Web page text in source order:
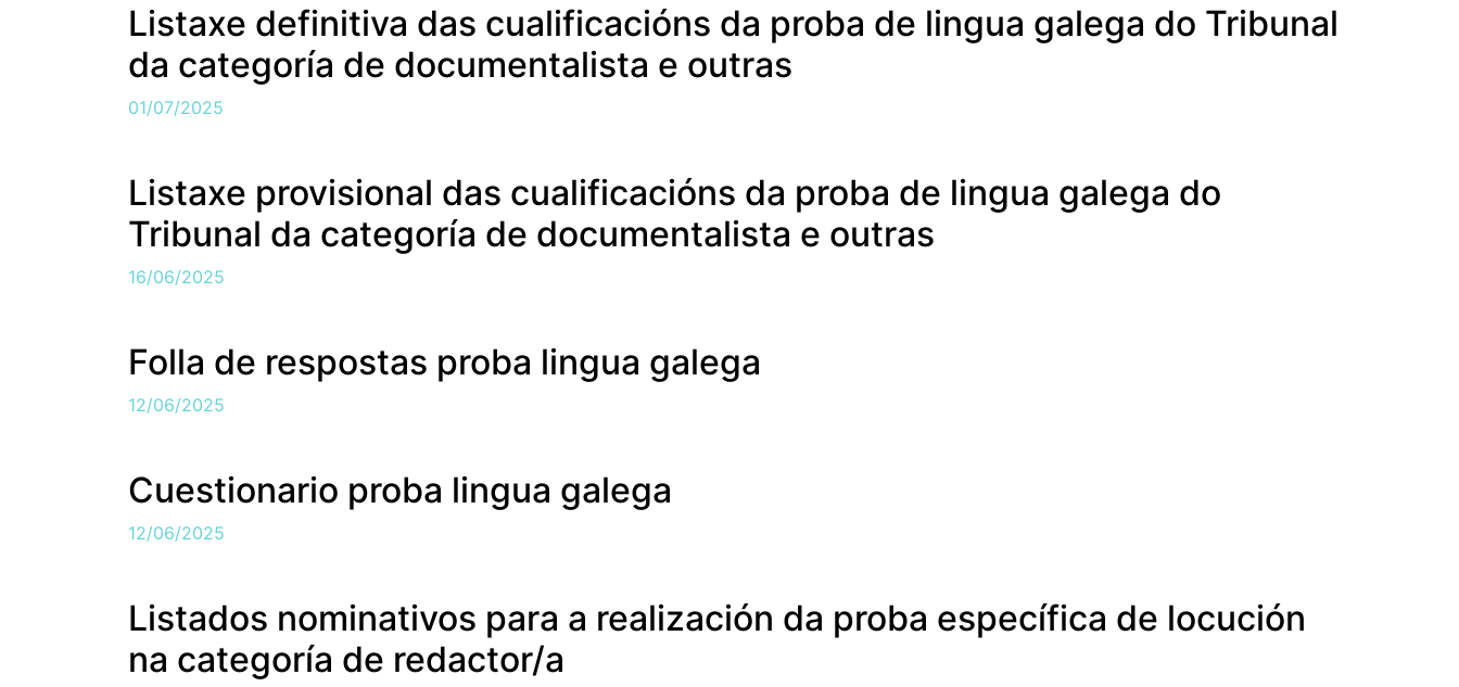
Listaxe definitiva das cualificacións da proba de lingua galega do Tribunal
da categoría de documentalista e outras
01/07/2025
Listaxe provisional das cualificacións da proba de lingua galega do
Tribunal da categoría de documentalista e outras
16/06/2025
Folla de respostas proba lingua galega
12/06/2025
Cuestionario proba lingua galega
12/06/2025
Listados nominativos para a realización da proba específica de locución
na categoría de redactor/a